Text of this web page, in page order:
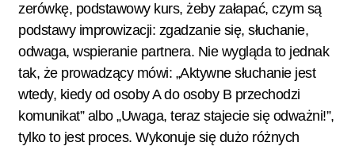
zerówkę, podstawowy kurs, żeby załapać, czym są
podstawy improwizacji: zgadzanie się, słuchanie,
odwaga, wspieranie partnera. Nie wygląda to jednak
tak, że prowadzący mówi: „Aktywne słuchanie jest
wtedy, kiedy od osoby A do osoby B przechodzi
komunikat” albo „Uwaga, teraz stajecie się odważni!”,
tylko to jest proces. Wykonuje się dużo różnych